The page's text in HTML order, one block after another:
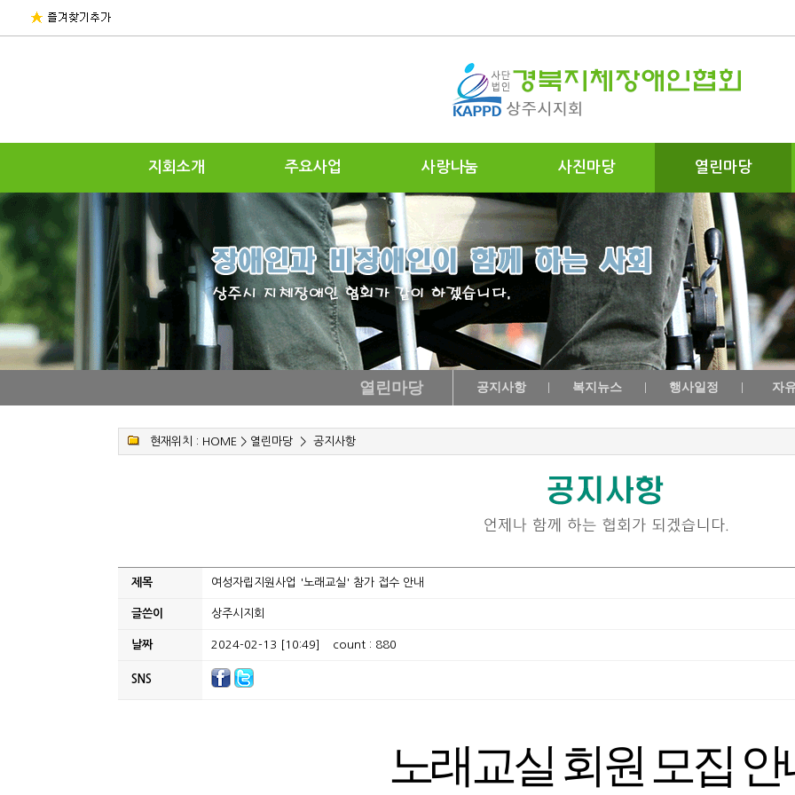
지회소개 주요사업 사랑나눔 사진마당 열린마당
열린마당 공지사항 복지뉴스 행사일정 자
현재위치 : HOME > 열린마당> 공지사항
제목 여성자립지원사업 '노래교실' 참가 접수 안내
글쓴이 상주시지회
날짜 2024-02-13 [10:49] count : 880
SNS
노래교실 회원 모집 안